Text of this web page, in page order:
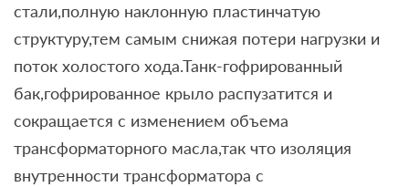
стали,полную наклонную пластинчатую
структуру,тем самым снижая потери нагрузки и
поток холостого хода.Танк-гофрированный
бак,гофрированное крыло распузатится и
сокращается с изменением объема
трансформаторного масла,так что изоляция
внутренности трансформатора с